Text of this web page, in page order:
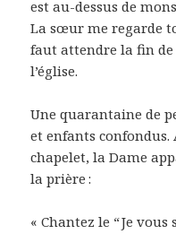
est au-dessus de
La sœur me regarde
faut attendre la fin
l’église.
Une quarantaine de
et enfants confondus.
chapelet, la Dame
la prière :
« Chantez le “ Je